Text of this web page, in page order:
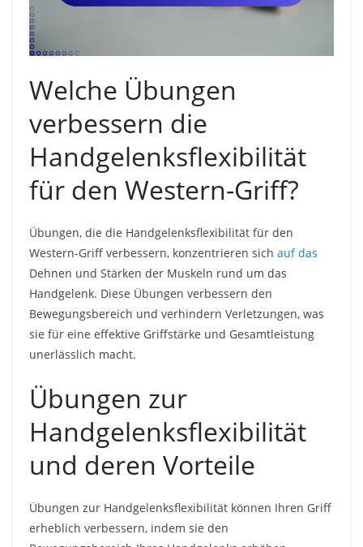
Welche Übungen
verbessern die
Handgelenksflexibilität
für den Western-Griff?
Übungen, die die Handgelenksflexibilität für den
Western-Griff verbessern, konzentrieren sich auf das
Dehnen und Stärken der Muskeln rund um das
Handgelenk. Diese Übungen verbessern den
Bewegungsbereich und verhindern Verletzungen, was
sie für eine effektive Griffstärke und Gesamtleistung
unerlässlich macht.
Übungen zur
Handgelenksflexibilität
und deren Vorteile
Übungen zur Handgelenksflexibilität können Ihren Griff
erheblich verbessern, indem sie den